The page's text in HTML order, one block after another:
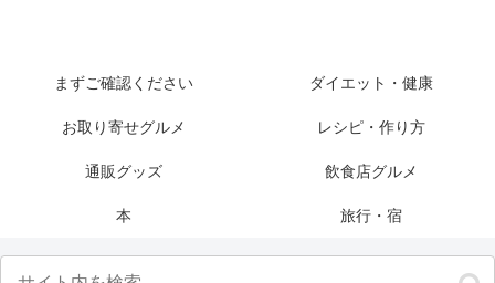
まずご確認ください ダイエット・健康
お取り寄せグルメ レシピ・作り方
通販グッズ 飲食店グルメ
本 旅行・宿